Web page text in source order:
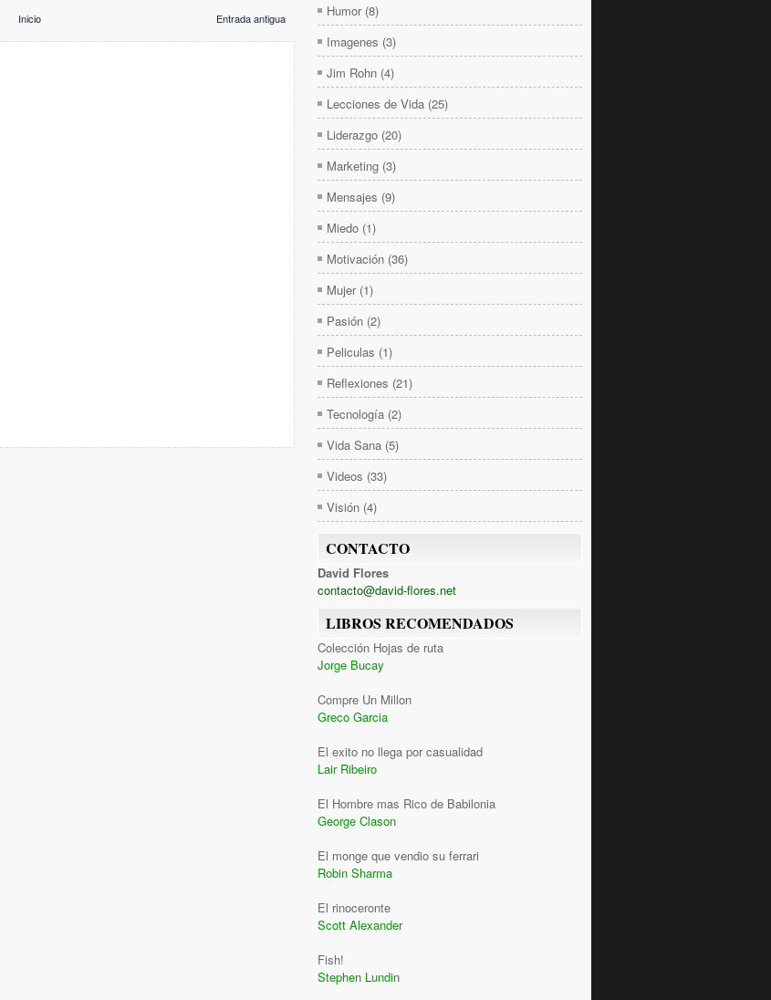
Entrada antigua
Inicio
Humor (8)
Imagenes (3)
Jim Rohn (4)
Lecciones de Vida (25)
Liderazgo (20)
Marketing (3)
Mensajes (9)
Miedo (1)
Motivación (36)
Mujer (1)
Pasión (2)
Peliculas (1)
Reflexiones (21)
Tecnología (2)
Vida Sana (5)
Videos (33)
Visión (4)
CONTACTO
David Flores
contacto@david-flores.net
LIBROS RECOMENDADOS
Colección Hojas de ruta
Jorge Bucay
Compre Un Millon
Greco Garcia
El exito no llega por casualidad
Lair Ribeiro
El Hombre mas Rico de Babilonia
George Clason
El monge que vendio su ferrari
Robin Sharma
El rinoceronte
Scott Alexander
Fish!
Stephen Lundin